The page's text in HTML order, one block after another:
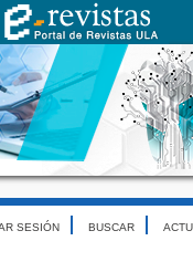
SESIÓN BUSCAR